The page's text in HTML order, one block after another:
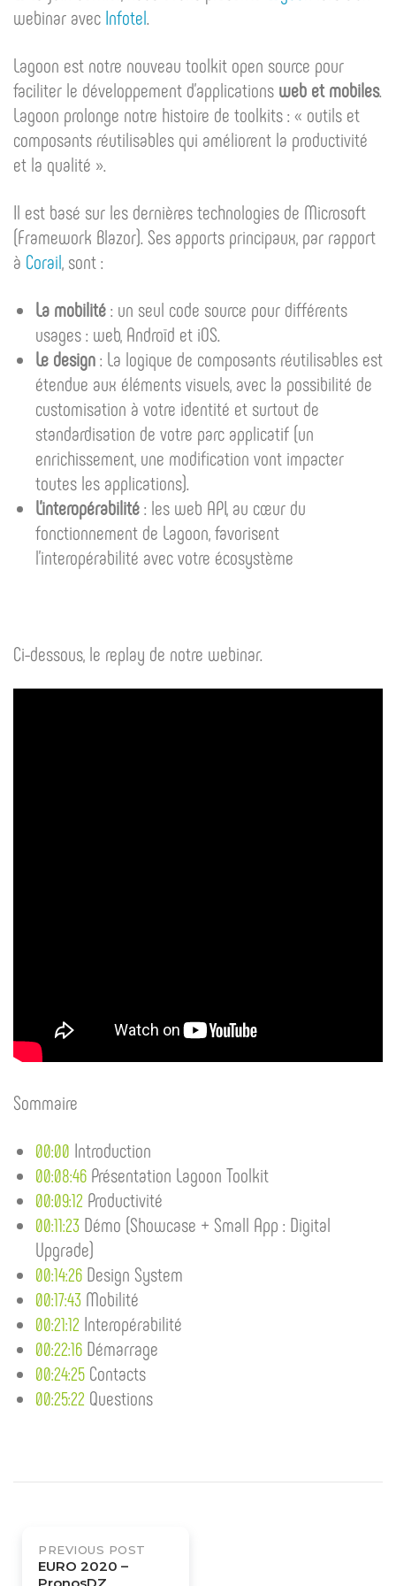
webinar avec Infotel
Lagoon est notre nouveau toolkit open source pour
faciliter le développement d’applications web et mobiles.
Lagoon prolonge notre histoire de toolkits : « outils et
composants réutilisables qui améliorent la productivité
et la qualité ».
Il est basé sur les dernières technologies de Microsoft
(Framework Blazor). Ses apports principaux, par rapport
à Corail , sont :
La mobilité: un seul code source pour différents
usages : web, Androïd et iOS.
Le design: La logique de composants réutilisables est
étendue aux éléments visuels, avec la possibilité de
customisation à votre identité et surtout de
standardisation de votre parc applicatif (un
enrichissement, une modification vont impacter
toutes les applications).
L’interopérabilité: les web API, au cœur du
fonctionnement de Lagoon, favorisent
l’interopérabilité avec votre écosystème
Ci-dessous, le replay de notre webinar.
Sommaire
00:00 Introduction
00:08:46 Présentation Lagoon Toolkit
00:09:12 Productivité
00:11:23 Démo (Showcase + Small App : Digital
Upgrade)
00:14:26 Design System
00:17:43 Mobilité
00:21:12 Interopérabilité
00:22:16 Démarrage
00:24:25 Contacts
00:25:22 Questions
navigation
PREVIOUS POST
EURO 2020 –